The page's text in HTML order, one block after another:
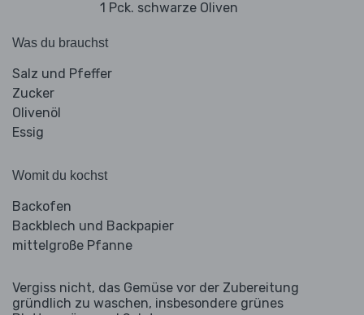
1 Pck. schwarze Oliven
Was du brauchst
Salz und Pfeffer
Zucker
Olivenöl
Essig
Womit du kochst
Backofen
Backblech und Backpapier
mittelgroße Pfanne
Vergiss nicht, das Gemüse vor der Zubereitung
gründlich zu waschen, insbesondere grünes